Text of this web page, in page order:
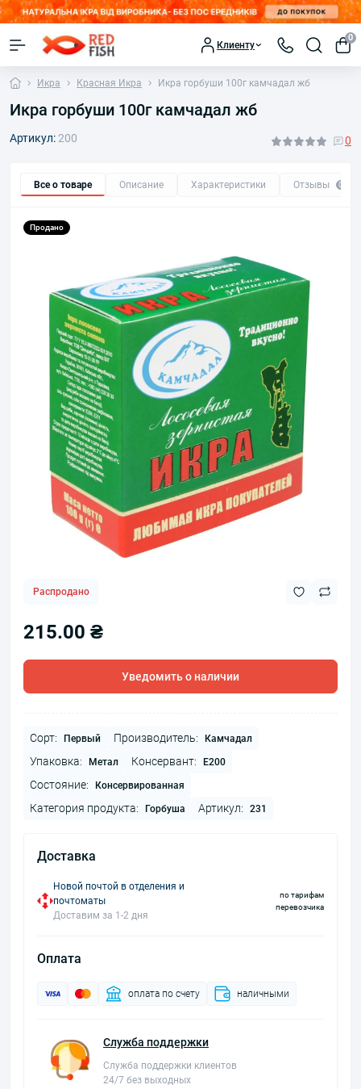
Клиенту
0
Икра Красная Икра Икра горбуши 100г камчадал жб
Икра горбуши 100г камчадал жб
Артикул: 200 0
Все о товаре Описание Характеристики Отзывы 0
Продано
Распродано
215.00 ₴
Уведомить о наличии
Сорт: Первый Производитель: Камчадал
Упаковка: Метал Консервант: Е200
Состояние: Консервированная
Категория продукта: Горбуша Артикул: 231
Доставка
Новой почтой в отделения и
почтоматы
Доставим за 1-2 дня
по тарифам
перевозчика
Оплата
оплата по счету наличными
Служба поддержки
Служба поддержки клиентов
24/7 без выходных